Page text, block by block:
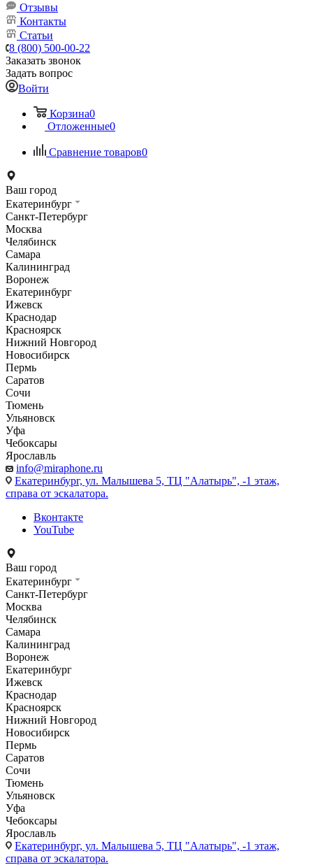
Отзывы
Контакты
Статьи
8 (800) 500-00-22
Заказать звонок
Задать вопрос
Войти
Корзина0
Отложенные0
Сравнение товаров0
Ваш город
Екатеринбург
Санкт-Петербург
Москва
Челябинск
Самара
Калининград
Воронеж
Екатеринбург
Ижевск
Краснодар
Красноярск
Нижний Новгород
Новосибирск
Пермь
Саратов
Сочи
Тюмень
Ульяновск
Уфа
Чебоксары
Ярославль
info@miraphone.ru
Екатеринбург, ул. Малышева 5, ТЦ "Алатырь", -1 этаж,
справа от эскалатора.
Вконтакте
YouTube
Ваш город
Екатеринбург
Санкт-Петербург
Москва
Челябинск
Самара
Калининград
Воронеж
Екатеринбург
Ижевск
Краснодар
Красноярск
Нижний Новгород
Новосибирск
Пермь
Саратов
Сочи
Тюмень
Ульяновск
Уфа
Чебоксары
Ярославль
Екатеринбург, ул. Малышева 5, ТЦ "Алатырь", -1 этаж,
справа от эскалатора.